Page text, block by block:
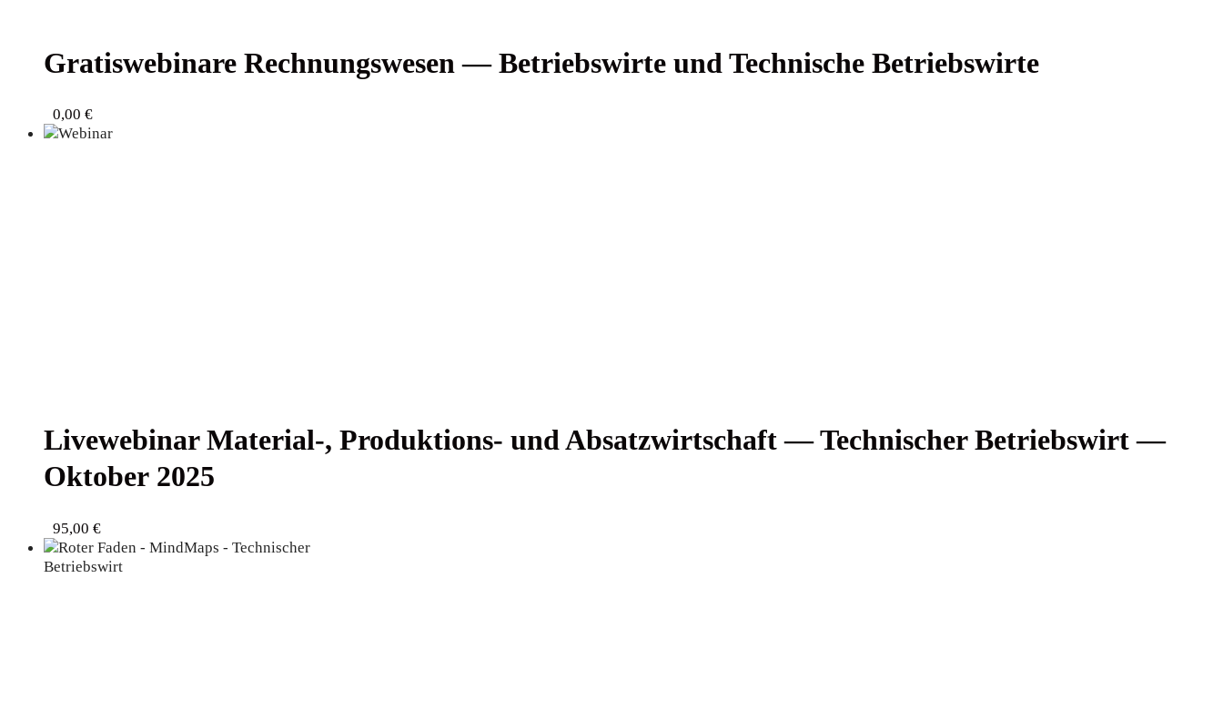
Gra­tis­web­i­na­re Rech­nungs­we­sen — Betriebs­wir­te und Tech­ni­sche Betriebswirte
0,00 €
Live­web­i­nar Material‑, Pro­duk­ti­ons- und Absatz­wirt­schaft — Tech­ni­scher Betriebs­wirt —
Okto­ber 2025
95,00 €